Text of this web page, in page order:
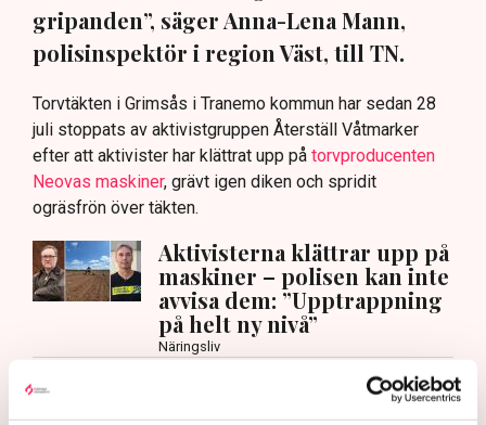
gripanden”, säger Anna-Lena Mann,
polisinspektör i region Väst, till TN.
Torvtäkten i Grimsås i Tranemo kommun har sedan 28
juli stoppats av aktivistgruppen Återställ Våtmarker
efter att aktivister har klättrat upp på torvproducenten
Neovas maskiner, grävt igen diken och spridit
ogräsfrön över täkten.
Aktivisterna klättrar upp på
maskiner – polisen kan inte
avvisa dem: ”Upptrappning
på helt ny nivå”
Näringsliv